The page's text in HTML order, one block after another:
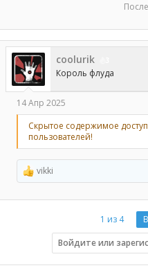
coolurik
Король флуда
14 Апр 2025
Скрытое содержимое
пользователей!
Р
е
а
vikki
1 из 4
Войдите или